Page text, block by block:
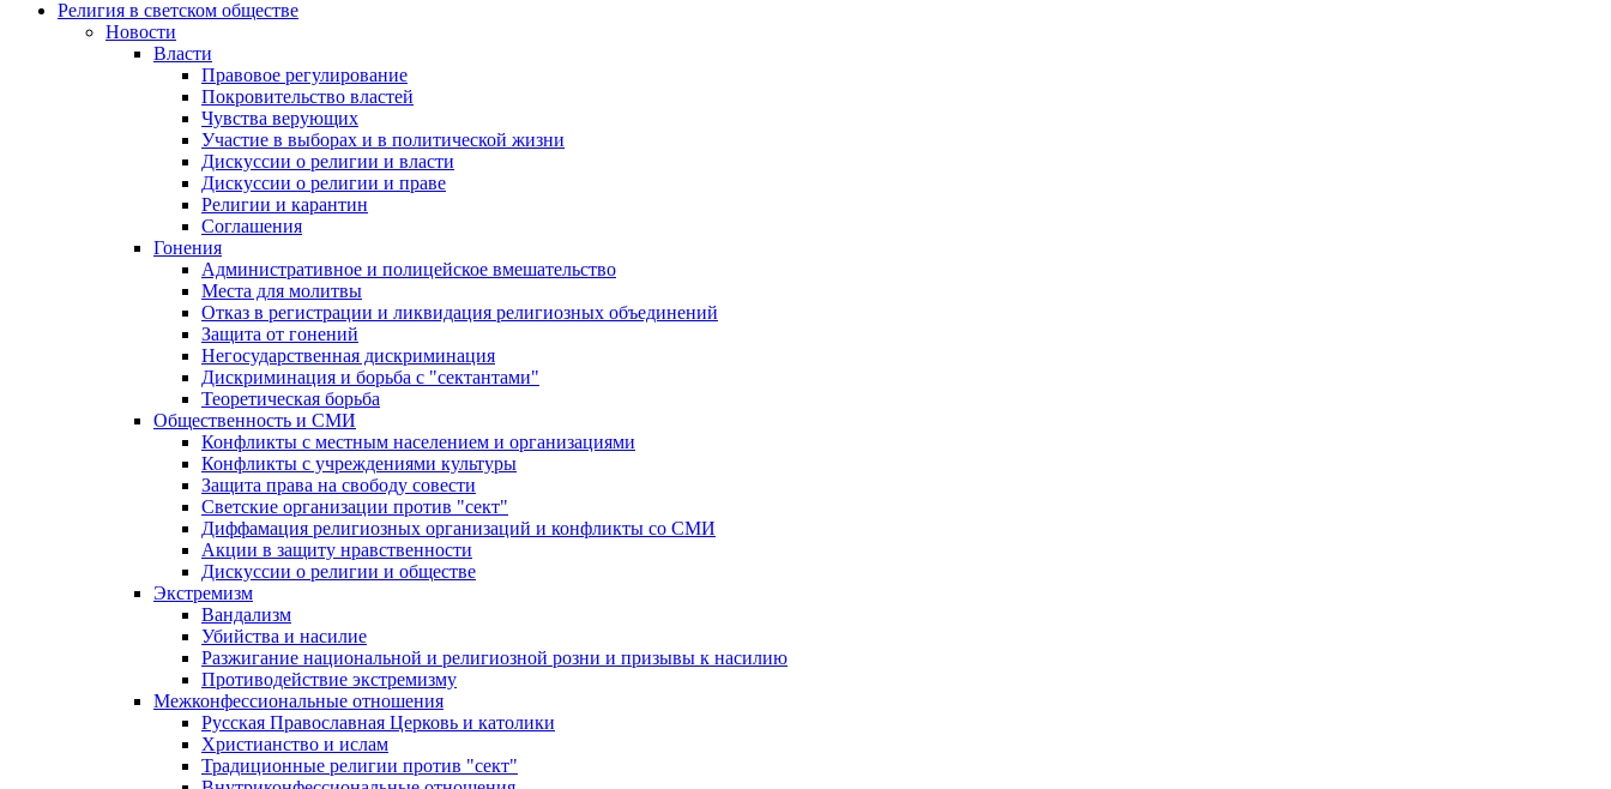
Религия в светском обществе
Новости
Власти
Правовое регулирование
Покровительство властей
Чувства верующих
Участие в выборах и в политической жизни
Дискуссии о религии и власти
Дискуссии о религии и праве
Религии и карантин
Соглашения
Гонения
Административное и полицейское вмешательство
Места для молитвы
Отказ в регистрации и ликвидация религиозных объединений
Защита от гонений
Негосударственная дискриминация
Дискриминация и борьба с "сектантами"
Теоретическая борьба
Общественность и СМИ
Конфликты с местным населением и организациями
Конфликты с учреждениями культуры
Защита права на свободу совести
Светские организации против "сект"
Диффамация религиозных организаций и конфликты со СМИ
Акции в защиту нравственности
Дискуссии о религии и обществе
Экстремизм
Вандализм
Убийства и насилие
Разжигание национальной и религиозной розни и призывы к насилию
Противодействие экстремизму
Межконфессиональные отношения
Русская Православная Церковь и католики
Христианство и ислам
Традиционные религии против "сект"